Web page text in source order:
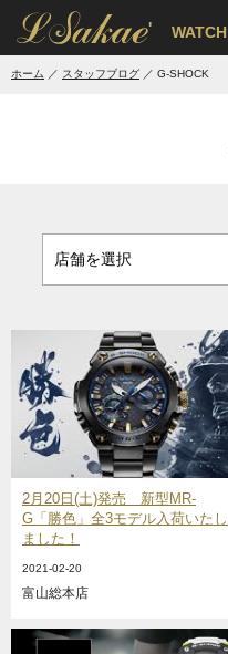
' WATCH
ホーム スタッフブログ G-SHOCK
2月20日(土)発売 新型MR-
G「勝色」全3モデル入荷いたし
ました！
2021-02-20
富山総本店